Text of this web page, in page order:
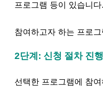
프로그램 등이 있습니다.
참여하고자 하는 프로
2단계: 신청 절차 진행
선택한 프로그램에 참